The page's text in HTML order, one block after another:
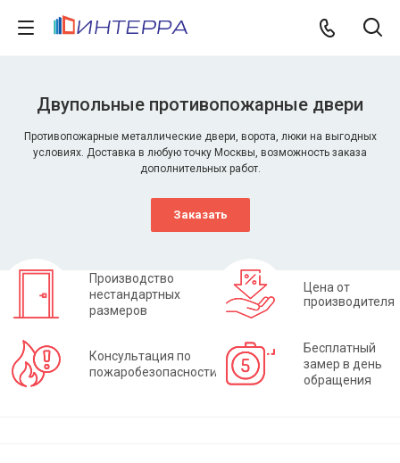
Двупольные противопожарные двери
Противопожарные металлические двери, ворота, люки на выгодных
условиях. Доставка в любую точку Москвы, возможность заказа
дополнительных работ.
Заказать
Производство
нестандартных
размеров
Цена от
производителя
Консультация по
пожаробезопасности
Бесплатный
замер в день
обращения